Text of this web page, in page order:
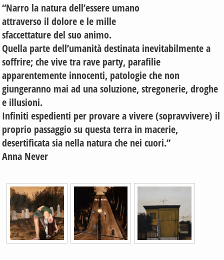
“Narro la natura dell’essere umano
attraverso il dolore e le mille
sfaccettature del suo animo.
Quella parte dell’umanità destinata inevitabilmente a
soffrire; che vive tra rave party, parafilie
apparentemente innocenti, patologie che non
giungeranno mai ad una soluzione, stregonerie, droghe
e illusioni.
Infiniti espedienti per provare a vivere (sopravvivere) il
proprio passaggio su questa terra in macerie,
desertificata sia nella natura che nei cuori.”
Anna Never